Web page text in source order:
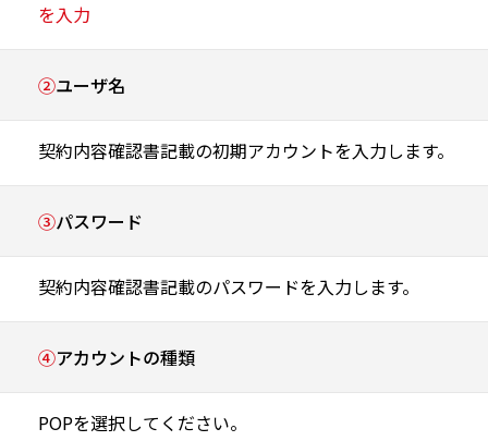
を入力
②ユーザ名
契約内容確認書記載の初期アカウントを入力します。
③パスワード
契約内容確認書記載のパスワードを入力します。
④アカウントの種類
POPを選択してください。